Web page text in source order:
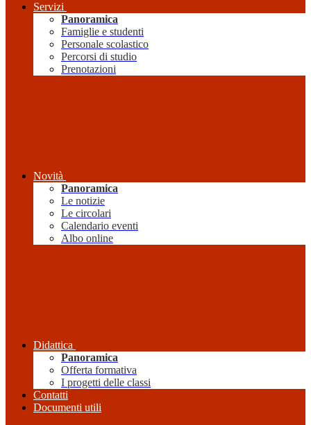
Servizi
Panoramica
Famiglie e studenti
Personale scolastico
Percorsi di studio
Prenotazioni
Novità
Panoramica
Le notizie
Le circolari
Calendario eventi
Albo online
Didattica
Panoramica
Offerta formativa
I progetti delle classi
Contatti
Documenti utili